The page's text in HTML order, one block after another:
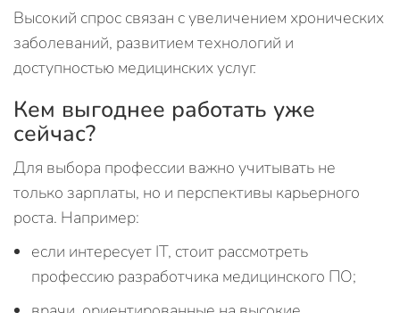
Высокий спрос связан с увеличением хронических
заболеваний, развитием технологий и
доступностью медицинских услуг.
Кем выгоднее работать уже
сейчас?
Для выбора профессии важно учитывать не
только зарплаты, но и перспективы карьерного
роста. Например:
если интересует IT, стоит рассмотреть
профессию разработчика медицинского ПО;